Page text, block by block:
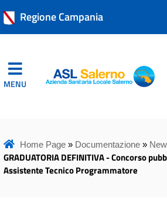
Regione Campania
MENU
Home Page» Documentazione»
GRADUATORIA DEFINITIVA - Concorso
Assistente Tecnico Programmatore